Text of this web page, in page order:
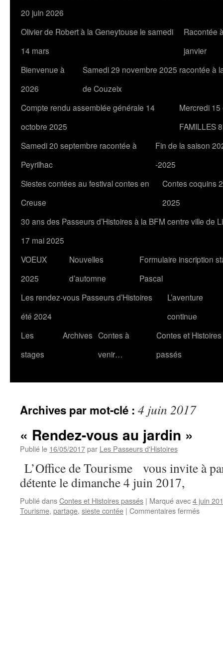
20 juin 2026
Olivier de Robert à la Geneytouse le samedi
14 mars
Racontée
janvier
Bienvenue à
2026
Samedi 29 novembre 2025 racontée à
de Couzeix
Compte rendu assemblée générale 14
octobre 2025
Mercredi
FAMILLES
Samedi 20 septembre racontée à
Peyrilhac
Fin de la saison
-2025
Siestes contées au festival contes en
Creuse
Contes coquins
2025
30 ans des Passeurs d’Histoires à la BFM centre ville de
17 mai 2025
VOEUX
2025
Nouvelles
d’automne
Formulaire inscription
Pascal
Les rendez-vous Passeurs d’Histoires
été 2024
L’aventure
continue
Les
stages
Archives Contes à
venir…
Contes et Histoires
passés
Archives par mot-clé : 4 juin 2017
« Rendez-vous au jardin »
Publié le 16/05/2017par Les Passeurs d'Histoires
L’Office de Tourisme vous invite à
détente le dimanche 4 juin 2017,
Publié dansContes et Histoires passés | Marqué avec4 juin
Tourisme, partage, sieste contée | Commentaires ferméssur